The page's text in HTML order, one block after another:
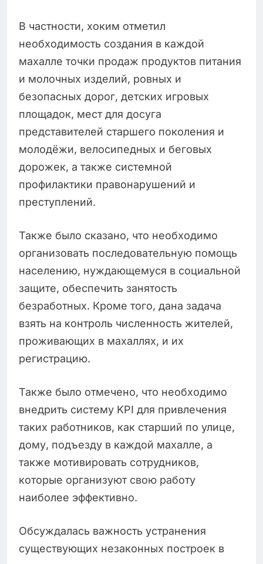
В частности, хоким отметил
необходимость создания в каждой
махалле точки продаж продуктов питания
и молочных изделий, ровных и
безопасных дорог, детских игровых
площадок, мест для досуга
представителей старшего поколения и
молодёжи, велосипедных и беговых
дорожек, а также системной
профилактики правонарушений и
преступлений.
Также было сказано, что необходимо
организовать последовательную помощь
населению, нуждающемуся в социальной
защите, обеспечить занятость
безработных. Кроме того, дана задача
взять на контроль численность жителей,
проживающих в махаллях, и их
регистрацию.
Также было отмечено, что необходимо
внедрить систему KPI для привлечения
таких работников, как старший по улице,
дому, подъезду в каждой махалле, а
также мотивировать сотрудников,
которые организуют свою работу
наиболее эффективно.
Обсуждалась важность устранения
существующих незаконных построек в